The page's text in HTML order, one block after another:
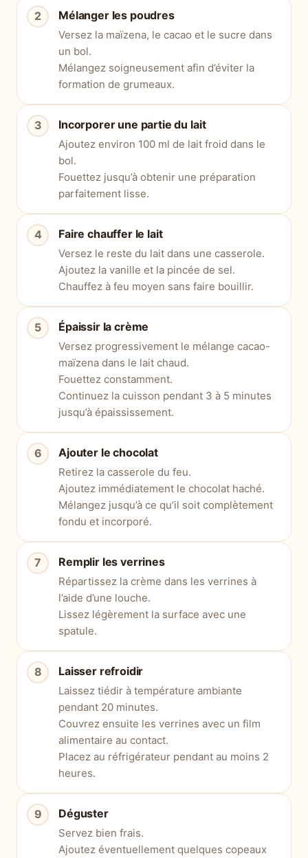
Mélanger les poudres
Versez la maïzena, le cacao et le sucre dans
un bol.
Mélangez soigneusement afin d’éviter la
formation de grumeaux.
Incorporer une partie du lait
Ajoutez environ 100 ml de lait froid dans le
bol.
Fouettez jusqu’à obtenir une préparation
parfaitement lisse.
Faire chauffer le lait
Versez le reste du lait dans une casserole.
Ajoutez la vanille et la pincée de sel.
Chauffez à feu moyen sans faire bouillir.
Épaissir la crème
Versez progressivement le mélange cacao-
maïzena dans le lait chaud.
Fouettez constamment.
Continuez la cuisson pendant 3 à 5 minutes
jusqu’à épaississement.
Ajouter le chocolat
Retirez la casserole du feu.
Ajoutez immédiatement le chocolat haché.
Mélangez jusqu’à ce qu’il soit complètement
fondu et incorporé.
Remplir les verrines
Répartissez la crème dans les verrines à
l’aide d’une louche.
Lissez légèrement la surface avec une
spatule.
Laisser refroidir
Laissez tiédir à température ambiante
pendant 20 minutes.
Couvrez ensuite les verrines avec un film
alimentaire au contact.
Placez au réfrigérateur pendant au moins 2
heures.
Déguster
Servez bien frais.
Ajoutez éventuellement quelques copeaux